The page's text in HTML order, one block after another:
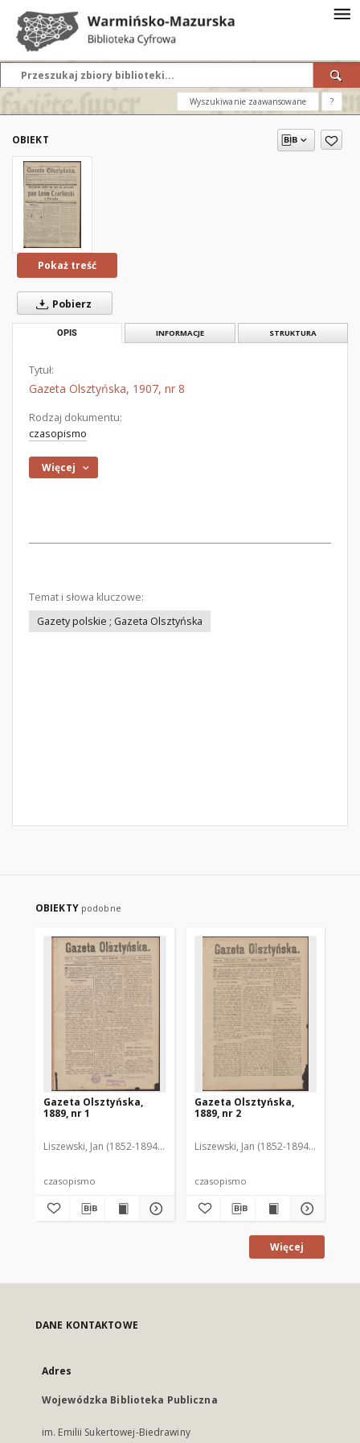
Wyszukiwanie zaawansowane ?
OBIEKT
Pokaż treść
Pobierz
OPIS INFORMACJE STRUKTURA
Tytuł:
Gazeta Olsztyńska, 1907, nr 8
Rodzaj dokumentu:
czasopismo
Więcej
Temat i słowa kluczowe:
Gazety polskie ; Gazeta Olsztyńska
OBIEKTY podobne
Gazeta Olsztyńska,
1889, nr 1
Liszewski, Jan (1852-1894). Red.
czasopismo
Gazeta Olsztyńska,
1889, nr 2
Liszewski, Jan (1852-1894). Red.
czasopismo
Więcej
DANE KONTAKTOWE
Adres
Wojewódzka Biblioteka Publiczna
im. Emilii Sukertowej-Biedrawiny